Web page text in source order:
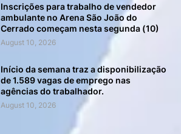
Inscrições para trabalho de vendedor
ambulante no Arena São João do
Cerrado começam nesta segunda (10)
August 10, 2026
Início da semana traz a disponibilização
de 1.589 vagas de emprego nas
agências do trabalhador.
August 10, 2026